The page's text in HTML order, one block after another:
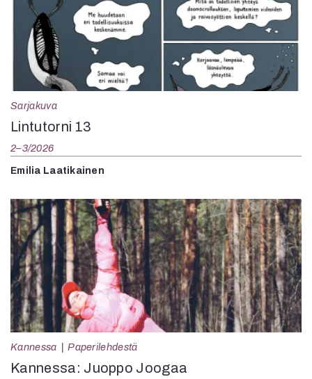
Sarjakuva
Lintutorni 13
2–3/2026
Emilia Laatikainen
Kannessa Paperilehdestä
Kannessa: Juoppo Joogaa